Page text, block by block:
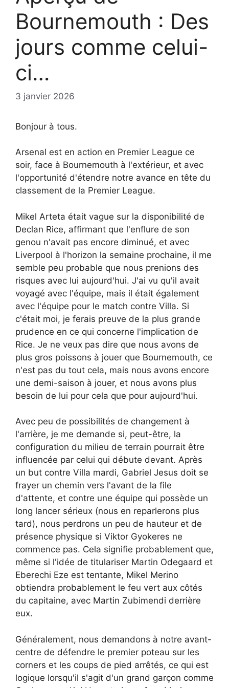
Bournemouth : Des
jours comme celui-
ci…
3 janvier 2026
Bonjour à tous.
Arsenal est en action en Premier League ce
soir, face à Bournemouth à l'extérieur, et avec
l'opportunité d'étendre notre avance en tête du
classement de la Premier League.
Mikel Arteta était vague sur la disponibilité de
Declan Rice, affirmant que l'enflure de son
genou n'avait pas encore diminué, et avec
Liverpool à l'horizon la semaine prochaine, il me
semble peu probable que nous prenions des
risques avec lui aujourd'hui. J'ai vu qu'il avait
voyagé avec l'équipe, mais il était également
avec l'équipe pour le match contre Villa. Si
c'était moi, je ferais preuve de la plus grande
prudence en ce qui concerne l'implication de
Rice. Je ne veux pas dire que nous avons de
plus gros poissons à jouer que Bournemouth, ce
n'est pas du tout cela, mais nous avons encore
une demi-saison à jouer, et nous avons plus
besoin de lui pour cela que pour aujourd'hui.
Avec peu de possibilités de changement à
l'arrière, je me demande si, peut-être, la
configuration du milieu de terrain pourrait être
influencée par celui qui débute devant. Après
un but contre Villa mardi, Gabriel Jesus doit se
frayer un chemin vers l'avant de la file
d'attente, et contre une équipe qui possède un
long lancer sérieux (nous en reparlerons plus
tard), nous perdrons un peu de hauteur et de
présence physique si Viktor Gyokeres ne
commence pas. Cela signifie probablement que,
même si l'idée de titulariser Martin Odegaard et
Eberechi Eze est tentante, Mikel Merino
obtiendra probablement le feu vert aux côtés
du capitaine, avec Martin Zubimendi derrière
eux.
Généralement, nous demandons à notre avant-
centre de défendre le premier poteau sur les
corners et les coups de pied arrêtés, ce qui est
logique lorsqu'il s'agit d'un grand garçon comme